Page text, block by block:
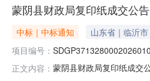
蒙阴县财政局复印纸成交公告
中标｜中标通知 山东省｜临沂
项目编号：
正文内容： 蒙阴县财政局复印纸成交